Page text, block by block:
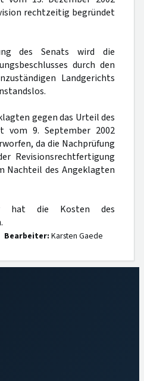
rechtzeitig begründet
des Senats wird die
durch den
Landgerichts
gegen das Urteil des
vom 9. September 2002
da die Nachprüfung
Revisionsrechtfertigung
Nachteil des Angeklagten
hat die Kosten des
Bearbeiter: Karsten Gaede